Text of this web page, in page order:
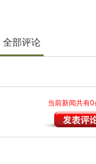
全部评论
当前新闻共有0